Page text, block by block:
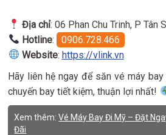
Địa chỉ: 06 Phan Chu Trinh, P Tân
Hotline:
0906.728.466
Website: https://vlink.vn
Hãy liên hệ ngay để săn vé máy
chuyến bay tiết kiệm, thuận lợi nhất!
Xem thêm:Vé Máy Bay Đi Mỹ – Đặt
Đãi